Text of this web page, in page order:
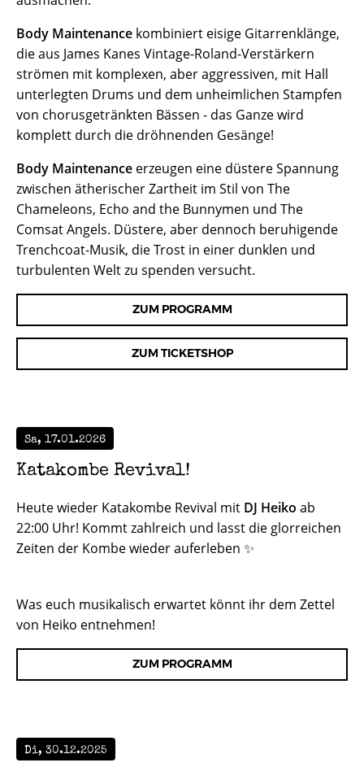
Body Maintenance kombiniert eisige Gitarrenklänge,
die aus James Kanes Vintage-Roland-Verstärkern
strömen mit komplexen, aber aggressiven, mit Hall
unterlegten Drums und dem unheimlichen Stampfen
von chorusgetränkten Bässen - das Ganze wird
komplett durch die dröhnenden Gesänge!
Body Maintenance erzeugen eine düstere Spannung
zwischen ätherischer Zartheit im Stil von The
Chameleons, Echo and the Bunnymen und The
Comsat Angels. Düstere, aber dennoch beruhigende
Trenchcoat-Musik, die Trost in einer dunklen und
turbulenten Welt zu spenden versucht.
ZUM PROGRAMM
ZUM TICKETSHOP
Sa, 17.01.2026
Katakombe Revival!
Heute wieder Katakombe Revival mit DJ Heiko ab
22:00 Uhr! Kommt zahlreich und lasst die glorreichen
Zeiten der Kombe wieder auferleben ✨
Was euch musikalisch erwartet könnt ihr dem Zettel
von Heiko entnehmen!
ZUM PROGRAMM
Di, 30.12.2025